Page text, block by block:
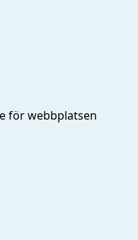
för webbplatsen